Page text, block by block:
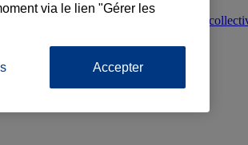
Protection juridique
via le lien "Gérer les
Accepter